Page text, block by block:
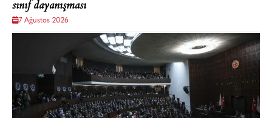
sınıf dayanışması
7 Ağustos 2026